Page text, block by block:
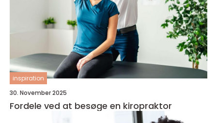
inspiration
30. November 2025
Fordele ved at besøge en kiropraktor